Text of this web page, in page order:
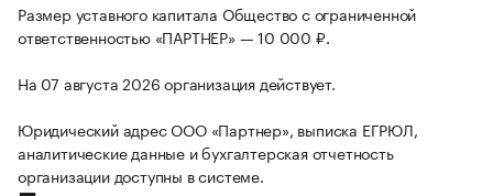
Размер уставного капитала Общество с ограниченной
ответственностью «ПАРТНЕР» — 10 000 ₽.
На 07 августа 2026 организация действует.
Юридический адрес ООО «Партнер», выписка ЕГРЮЛ,
аналитические данные и бухгалтерская отчетность
организации доступны в системе.